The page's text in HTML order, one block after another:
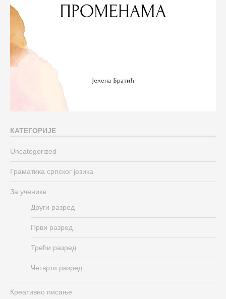
КАТЕГОРИЈЕ
Uncategorized
Граматика српског језика
За ученике
Други разред
Први разред
Трећи разред
Четврти разред
Креативно писање